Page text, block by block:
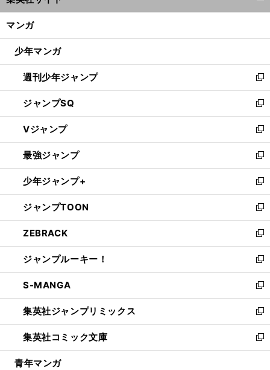
ン
ウ
開
く
マンガ
少年マンガ
週刊少年ジャンプ
新
し
い
ウ
ィ
ン
ド
ウ
で
開
く
ジャンプSQ
新
し
い
ウ
ィ
ン
ド
ウ
で
開
く
Vジャンプ
新
し
い
ウ
ィ
ン
ド
ウ
で
開
く
最強ジャンプ
新
し
い
ウ
ィ
ン
ド
ウ
で
開
く
少年ジャンプ+
新
し
い
ウ
ィ
ン
ド
ウ
で
開
く
ジャンプTOON
新
し
い
ウ
ィ
ン
ド
ウ
で
開
く
ZEBRACK
新
し
い
ウ
ィ
ン
ド
ウ
で
開
ジャンプルーキー！
新
し
い
ウ
ィ
ン
ド
ウ
S-MANGA
新
し
い
ウ
ィ
ン
集英社ジャンプリミックス
新
し
い
ウ
集英社コミック文庫
新
し
青年マンガ